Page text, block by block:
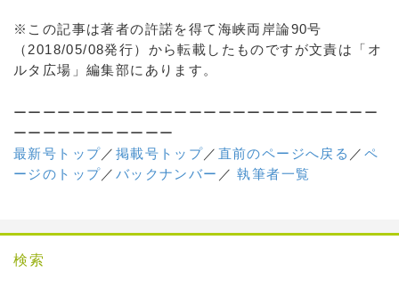
※この記事は著者の許諾を得て海峡両岸論90号
（2018/05/08発行）から転載したものですが文責は「オ
ルタ広場」編集部にあります。
ーーーーーーーーーーーーーーーーーーーーーーーーー
ーーーーーーーーーーー
最新号トップ／ 掲載号トップ／ 直前のページへ戻る ／ ペ
ージのトップ／ バックナンバー ／執筆者一覧
検索